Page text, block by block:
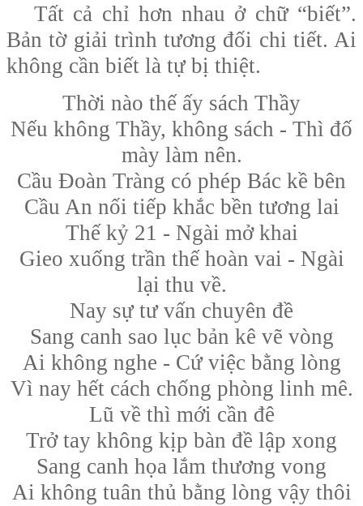
Tất cả chỉ hơn nhau ở chữ “biết”.
Bản tờ giải trình tương đối chi tiết. Ai
không cần biết là tự bị thiệt.
Thời nào thế ấy sách Thầy
Nếu không Thầy, không sách - Thì đố
mày làm nên.
Cầu Đoàn Tràng có phép Bác kề bên
Cầu An nối tiếp khắc bền tương lai
Thế kỷ 21 - Ngài mở khai
Gieo xuống trần thế hoàn vai - Ngài
lại thu về.
Nay sự tư vấn chuyên đề
Sang canh sao lục bản kê vẽ vòng
Ai không nghe - Cứ việc bằng lòng
Vì nay hết cách chống phòng linh mê.
Lũ về thì mới cần đê
Trở tay không kịp bàn đề lập xong
Sang canh họa lắm thương vong
Ai không tuân thủ bằng lòng vậy thôi